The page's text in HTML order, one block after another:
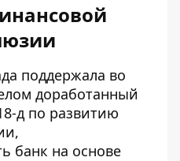
поддержала во
доработанный
д по развитию
банк на основе